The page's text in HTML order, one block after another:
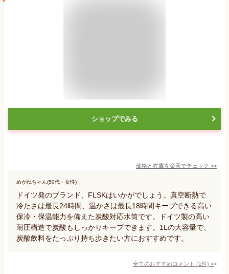
ショップでみる
価格と在庫を楽天でチェック >>
めがねちゃん(50代・女性)
ドイツ発のブランド、FLSKはいかがでしょう。真空断熱で
冷たさは最長24時間、温かさは最長18時間キープできる高い
保冷・保温能力を備えた炭酸対応水筒です。ドイツ製の高い
耐圧構造で炭酸もしっかりキープできます。1Lの大容量で、
炭酸飲料をたっぷり持ち歩きたい方におすすめです。
全てのおすすめコメント (1件) >